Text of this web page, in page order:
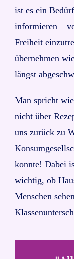
ist es ein
informieren –
Freiheit
übernehmen
längst
Man spricht
nicht über
uns zurück zu
konnte! Dabei
wichtig, ob
Menschen